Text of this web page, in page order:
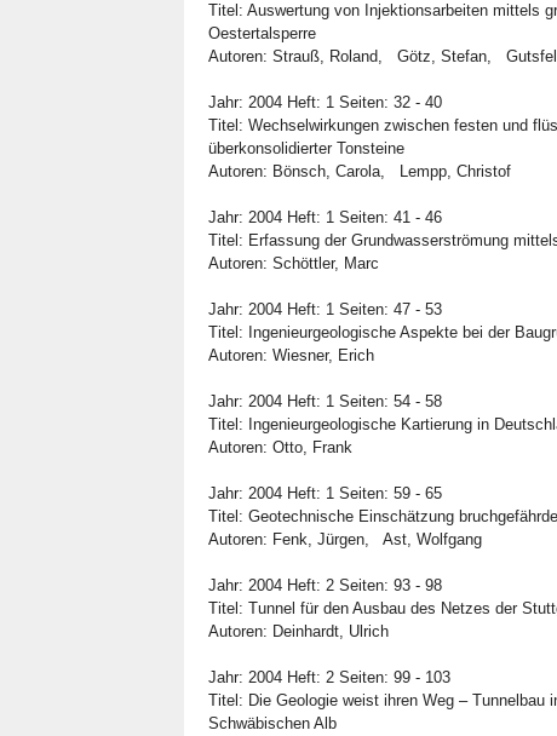
Titel: Auswertung von Injektionsarbeiten mittels
Oestertalsperre
Autoren: Strauß, Roland, Götz, Stefan,
Jahr: 2004 Heft: 1 Seiten: 32 - 40
Titel: Wechselwirkungen zwischen festen und
überkonsolidierter Tonsteine
Autoren: Bönsch, Carola, Lempp, Christof
Jahr: 2004 Heft: 1 Seiten: 41 - 46
Titel: Erfassung der Grundwasserströmung
Autoren: Schöttler, Marc
Jahr: 2004 Heft: 1 Seiten: 47 - 53
Titel: Ingenieurgeologische Aspekte bei der
Autoren: Wiesner, Erich
Jahr: 2004 Heft: 1 Seiten: 54 - 58
Titel: Ingenieurgeologische Kartierung in
Autoren: Otto, Frank
Jahr: 2004 Heft: 1 Seiten: 59 - 65
Titel: Geotechnische Einschätzung
Autoren: Fenk, Jürgen, Ast, Wolfgang
Jahr: 2004 Heft: 2 Seiten: 93 - 98
Titel: Tunnel für den Ausbau des Netzes der
Autoren: Deinhardt, Ulrich
Jahr: 2004 Heft: 2 Seiten: 99 - 103
Titel: Die Geologie weist ihren Weg – Tunnelbau
Schwäbischen Alb